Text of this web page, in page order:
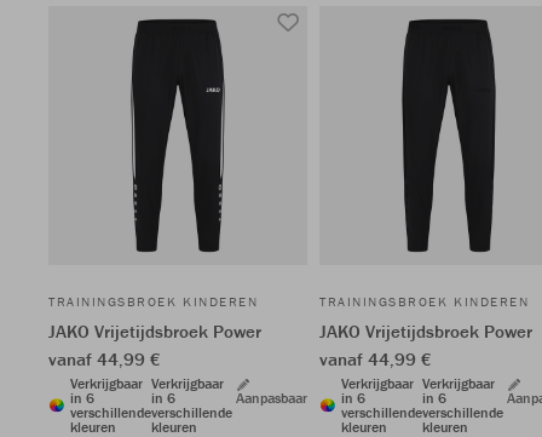
TRAININGSBROEK KINDEREN
JAKO Vrijetijdsbroek Power
vanaf 44,99 €
Verkrijgbaar
in 6
verschillende
kleuren
Verkrijgbaar
in 6
verschillende
kleuren
Aanpasbaar
TRAININGSBROEK KINDEREN
JAKO Vrijetijdsbroek Power
vanaf 44,99 €
Verkrijgbaar
in 6
verschillende
kleuren
Verkrijgbaar
in 6
verschillende
kleuren